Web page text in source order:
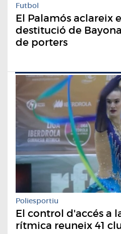
Futbol
El Palamós aclareix
destitució de
de porters
Poliesportiu
El control d'accés a
rítmica reuneix 41